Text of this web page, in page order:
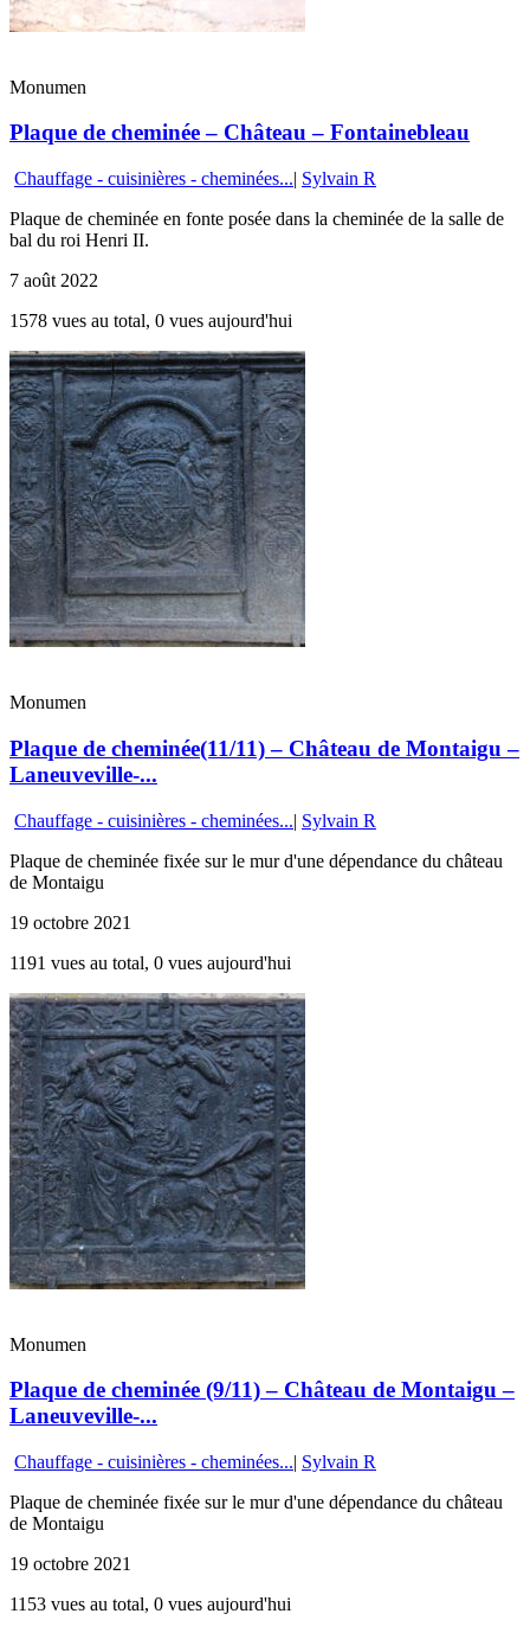
Monumen
Plaque de cheminée – Château – Fontainebleau
Chauffage - cuisinières - cheminées...| Sylvain R
Plaque de cheminée en fonte posée dans la cheminée de la salle de
bal du roi Henri II.
7 août 2022
1578 vues au total, 0 vues aujourd'hui
Monumen
Plaque de cheminée(11/11) – Château de Montaigu –
Laneuveville-...
Chauffage - cuisinières - cheminées...| Sylvain R
Plaque de cheminée fixée sur le mur d'une dépendance du château
de Montaigu
19 octobre 2021
1191 vues au total, 0 vues aujourd'hui
Monumen
Plaque de cheminée (9/11) – Château de Montaigu –
Laneuveville-...
Chauffage - cuisinières - cheminées...| Sylvain R
Plaque de cheminée fixée sur le mur d'une dépendance du château
de Montaigu
19 octobre 2021
1153 vues au total, 0 vues aujourd'hui